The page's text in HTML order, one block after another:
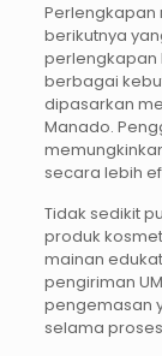
Perlengkapan
berikutnya
perlengkapan
berbagai
dipasarkan
Manado.
secara lebih
Tidak sedikit
produk
mainan
pengiriman
pengemasan
selama